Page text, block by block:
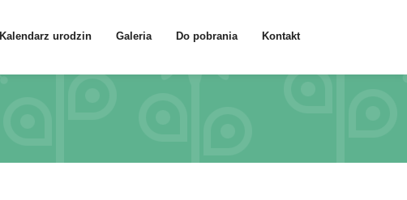
Kalendarz urodzin Galeria Do pobrania Kontakt